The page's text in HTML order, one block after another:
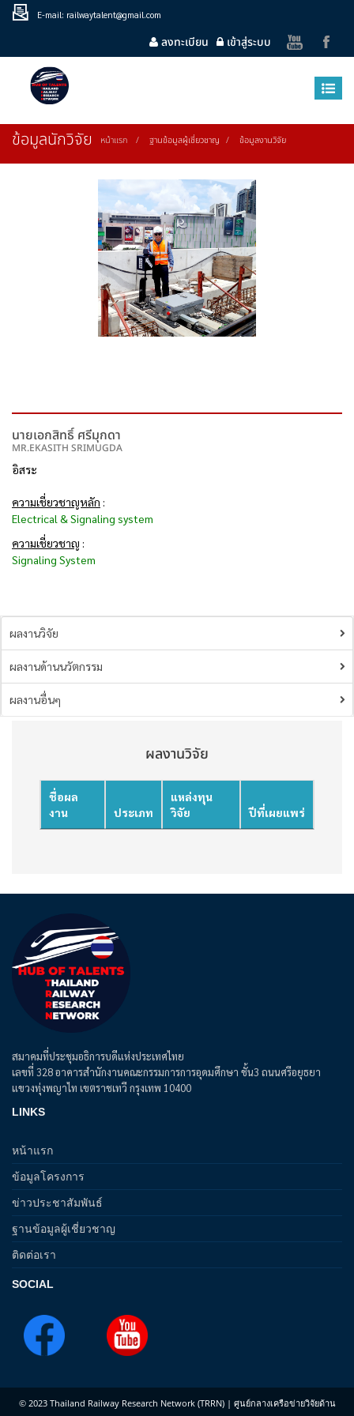
E-mail: railwaytalent@gmail.com
เข้าสู่ระบบ
ลงทะเบียน
ข้อมูลนักวิจัย หน้าแรก ฐานข้อมูลผู้เชี่ยวชาญ ข้อมูลงานวิจัย
นายเอกสิทธิ์ ศรีมุกดา
MR.EKASITH SRIMUGDA
อิสระ
ความเชี่ยวชาญหลัก :
Electrical & Signaling system
ความเชี่ยวชาญ :
Signaling System
ผลงานวิจัย
ผลงานด้านนวัตกรรม
ผลงานอื่นๆ
ผลงานวิจัย
ชื่อผล
งาน
ประเภท
แหล่งทุน
วิจัย
ปีที่เผยแพร่
สมาคมที่ประชุมอธิการบดีแห่งประเทศไทย
เลขที่ 328 อาคารสำนักงานคณะกรรมการการอุดมศึกษา ชั้น3 ถนนศรีอยุธยา
แขวงทุ่งพญาไท เขตราชเทวี กรุงเทพ 10400
LINKS
หน้าแรก
ข้อมูลโครงการ
ข่าวประชาสัมพันธ์
ฐานข้อมูลผู้เชี่ยวชาญ
ติดต่อเรา
SOCIAL
© 2023 Thailand Railway Research Network (TRRN) | ศูนย์กลางเครือข่ายวิจัยด้าน